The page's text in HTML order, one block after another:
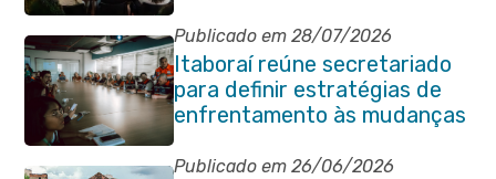
Publicado em 28/07/2026
Itaboraí reúne secretariado
para definir estratégias de
enfrentamento às mudanças
climáticas
Publicado em 26/06/2026